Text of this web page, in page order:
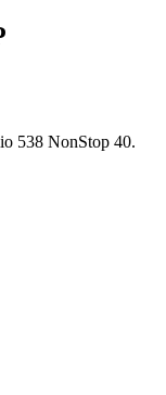
538 NonStop 40.